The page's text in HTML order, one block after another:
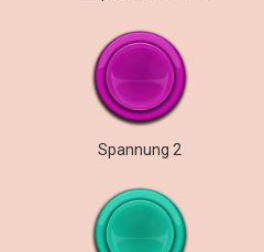
Spannung 2